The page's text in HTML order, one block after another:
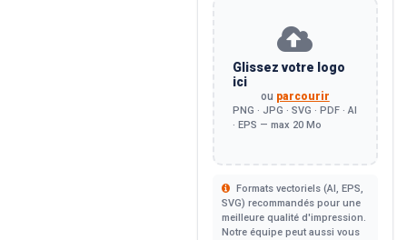
Glissez votre logo
ici
ou parcourir
PNG · JPG · SVG · PDF · AI
· EPS — max 20 Mo
Formats vectoriels (AI, EPS,
SVG) recommandés pour une
meilleure qualité d'impression.
Notre équipe peut aussi vous